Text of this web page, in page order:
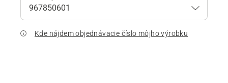
Kde nájdem objednávacie číslo môjho výrobku